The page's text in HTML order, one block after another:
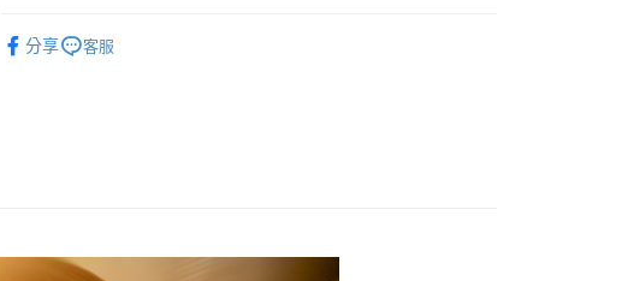
運送方式
分享 客服